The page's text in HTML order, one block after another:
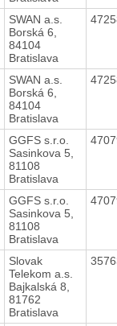
SWAN a.s.
Borská 6,
84104
Bratislava
SWAN a.s.
Borská 6,
84104
Bratislava
GGFS s.r.o.
Sasinkova 5,
81108
Bratislava
GGFS s.r.o.
Sasinkova 5,
81108
Bratislava
Slovak
Telekom a.s.
Bajkalská 8,
81762
Bratislava